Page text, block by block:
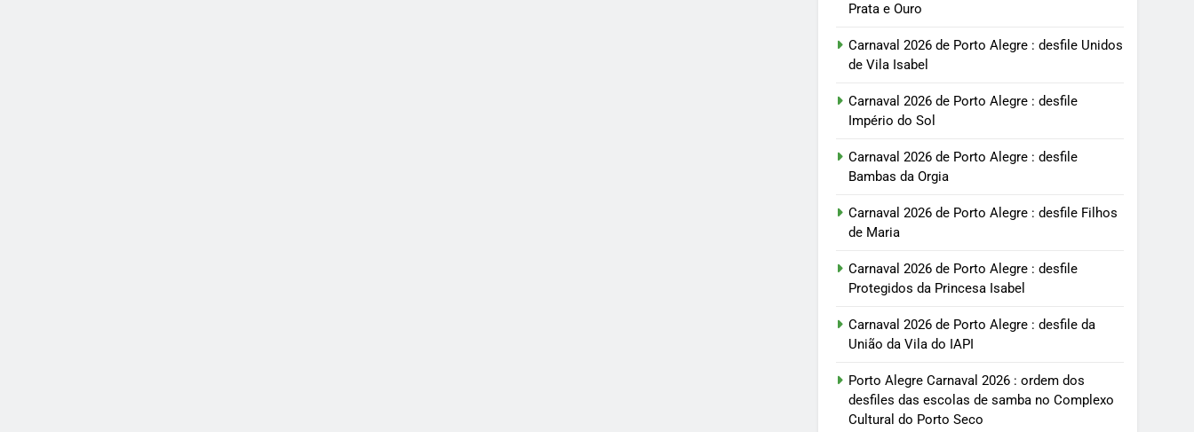
Prata e Ouro
Carnaval 2026 de Porto Alegre : desfile Unidos
de Vila Isabel
Carnaval 2026 de Porto Alegre : desfile
Império do Sol
Carnaval 2026 de Porto Alegre : desfile
Bambas da Orgia
Carnaval 2026 de Porto Alegre : desfile Filhos
de Maria
Carnaval 2026 de Porto Alegre : desfile
Protegidos da Princesa Isabel
Carnaval 2026 de Porto Alegre : desfile da
União da Vila do IAPI
Porto Alegre Carnaval 2026 : ordem dos
desfiles das escolas de samba no Complexo
Cultural do Porto Seco